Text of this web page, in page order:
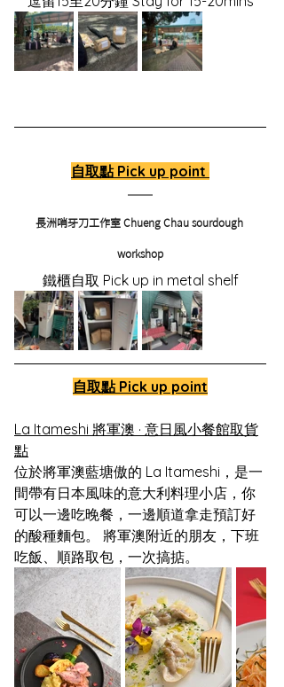
自取點 Pick up point
長洲哨牙刀工作室 Chueng Chau sourdough
workshop
鐵櫃自取 Pick up in metal shelf
自取點 Pick up point
La Itameshi 將軍澳 · 意日風小餐館取貨
點
位於將軍澳藍塘傲的 La Itameshi，是一
間帶有日本風味的意大利料理小店，你
可以一邊吃晚餐，一邊順道拿走預訂好
的酸種麵包。 將軍澳附近的朋友，下班
吃飯、順路取包，一次搞掂。